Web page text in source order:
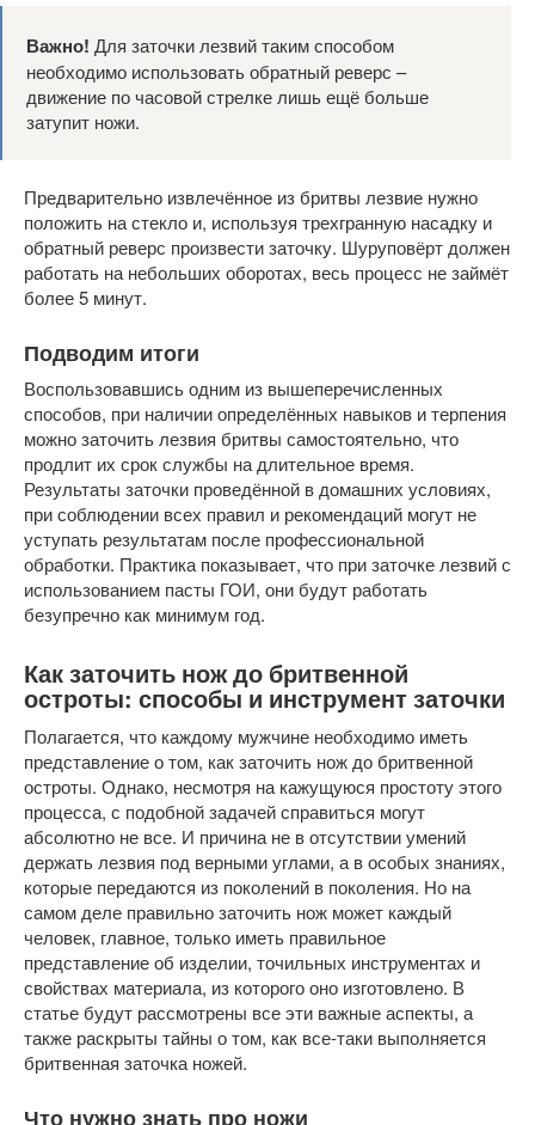
Важно! Для заточки лезвий таким способом
необходимо использовать обратный реверс –
движение по часовой стрелке лишь ещё больше
затупит ножи.
Предварительно извлечённое из бритвы лезвие нужно
положить на стекло и, используя трехгранную насадку и
обратный реверс произвести заточку. Шуруповёрт должен
работать на небольших оборотах, весь процесс не займёт
более 5 минут.
Подводим итоги
Воспользовавшись одним из вышеперечисленных
способов, при наличии определённых навыков и терпения
можно заточить лезвия бритвы самостоятельно, что
продлит их срок службы на длительное время.
Результаты заточки проведённой в домашних условиях,
при соблюдении всех правил и рекомендаций могут не
уступать результатам после профессиональной
обработки. Практика показывает, что при заточке лезвий с
использованием пасты ГОИ, они будут работать
безупречно как минимум год.
Как заточить нож до бритвенной
остроты: способы и инструмент заточки
Полагается, что каждому мужчине необходимо иметь
представление о том, как заточить нож до бритвенной
остроты. Однако, несмотря на кажущуюся простоту этого
процесса, с подобной задачей справиться могут
абсолютно не все. И причина не в отсутствии умений
держать лезвия под верными углами, а в особых знаниях,
которые передаются из поколений в поколения. Но на
самом деле правильно заточить нож может каждый
человек, главное, только иметь правильное
представление об изделии, точильных инструментах и
свойствах материала, из которого оно изготовлено. В
статье будут рассмотрены все эти важные аспекты, а
также раскрыты тайны о том, как все-таки выполняется
бритвенная заточка ножей.
Что нужно знать про ножи